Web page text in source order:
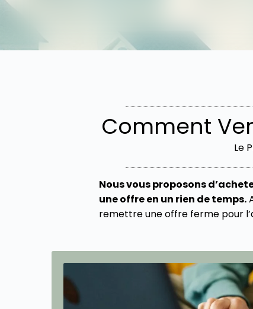
Comment
Le
Nous vous proposons
une offre en un rien de temps.
remettre une offre ferme pour